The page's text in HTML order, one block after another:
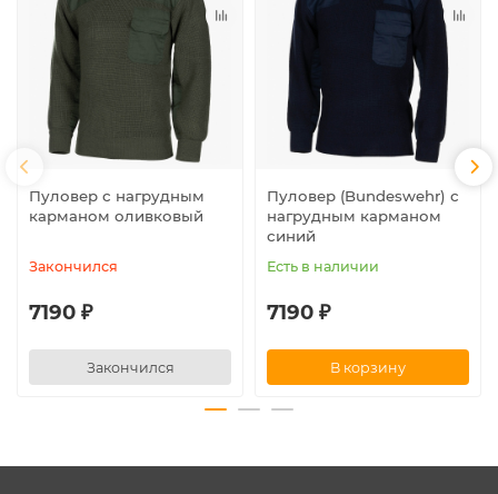
Пуловер с нагрудным
карманом оливковый
Закончился
7190 ₽
Закончился
Пуловер (Bundeswehr) с
нагрудным карманом
синий
Есть в наличии
7190 ₽
В корзину